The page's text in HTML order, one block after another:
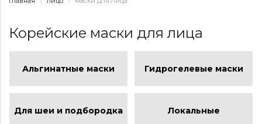
Корейские маски для лица
Альгинатные маски Гидрогелевые маски
Для шеи и подбородка Локальные